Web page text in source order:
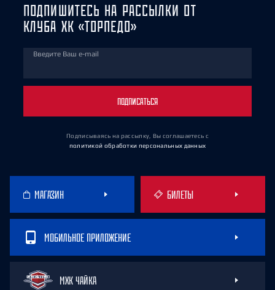
ПОДПИШИТЕСЬ НА РАССЫЛКИ ОТ
КЛУБА ХК «ТОРПЕДО»
Введите Ваш e-mail
ПОДПИСАТЬСЯ
Подписываясь на рассылку, Вы соглашаетесь с
политикой обработки персональных данных
МАГАЗИН БИЛЕТЫ
МОБИЛЬНОЕ ПРИЛОЖЕНИЕ
МХК ЧАЙКА